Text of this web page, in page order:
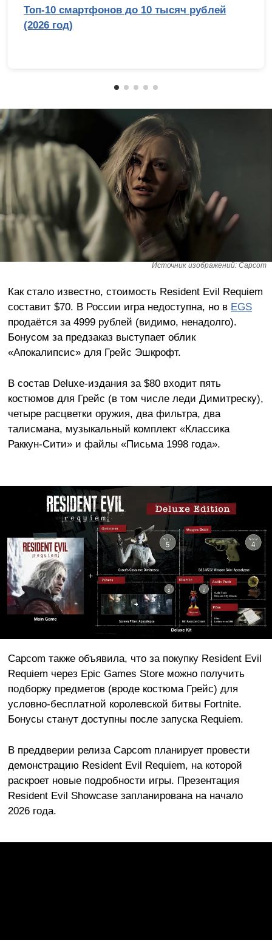
Топ-10 смартфонов до 10 тысяч рублей
(2026 год)
Источник изображений: Capcom
Как стало известно, стоимость Resident Evil Requiem
составит $70. В России игра недоступна, но в EGS
продаётся за 4999 рублей (видимо, ненадолго).
Бонусом за предзаказ выступает облик
«Апокалипсис» для Грейс Эшкрофт.
В состав Deluxe-издания за $80 входит пять
костюмов для Грейс (в том числе леди Димитреску),
четыре расцветки оружия, два фильтра, два
талисмана, музыкальный комплект «Классика
Раккун-Сити» и файлы «Письма 1998 года».
Capcom также объявила, что за покупку Resident Evil
Requiem через Epic Games Store можно получить
подборку предметов (вроде костюма Грейс) для
условно-бесплатной королевской битвы Fortnite.
Бонусы станут доступны после запуска Requiem.
В преддверии релиза Capcom планирует провести
демонстрацию Resident Evil Requiem, на которой
раскроет новые подробности игры. Презентация
Resident Evil Showcase запланирована на начало
2026 года.